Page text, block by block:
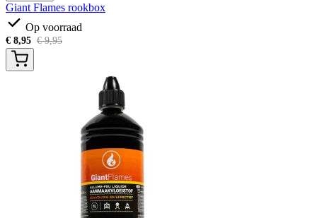
Giant Flames rookbox
Op voorraad
€ 8,95 €9,95